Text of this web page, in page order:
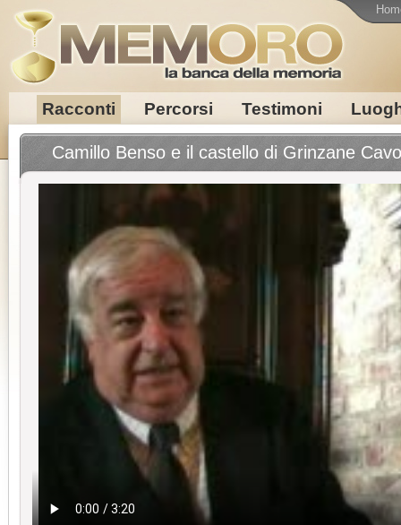
Racconti Percorsi Testimoni
Camillo Benso e il castello di Grinzane